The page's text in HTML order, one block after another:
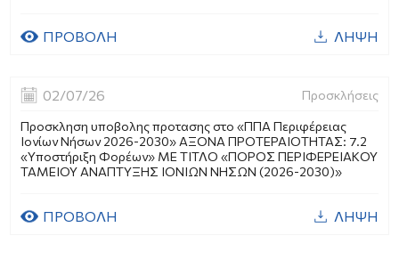
ΠΡΟΒΟΛΗ ΛΗΨΗ
02/07/26 Προσκλήσεις
Προσκληση υποβολης προτασης στο «ΠΠΑ Περιφέρειας
Ιονίων Νήσων 2026-2030» ΑΞΟΝΑ ΠΡΟΤΕΡΑΙΟΤΗΤΑΣ: 7.2
«Υποστήριξη Φορέων» ΜΕ ΤΙΤΛΟ «ΠΟΡΟΣ ΠΕΡΙΦΕΡΕΙΑΚΟΥ
ΤΑΜΕΙΟΥ ΑΝΑΠΤΥΞΗΣ ΙΟΝΙΩΝ ΝΗΣΩΝ (2026-2030)»
ΠΡΟΒΟΛΗ ΛΗΨΗ